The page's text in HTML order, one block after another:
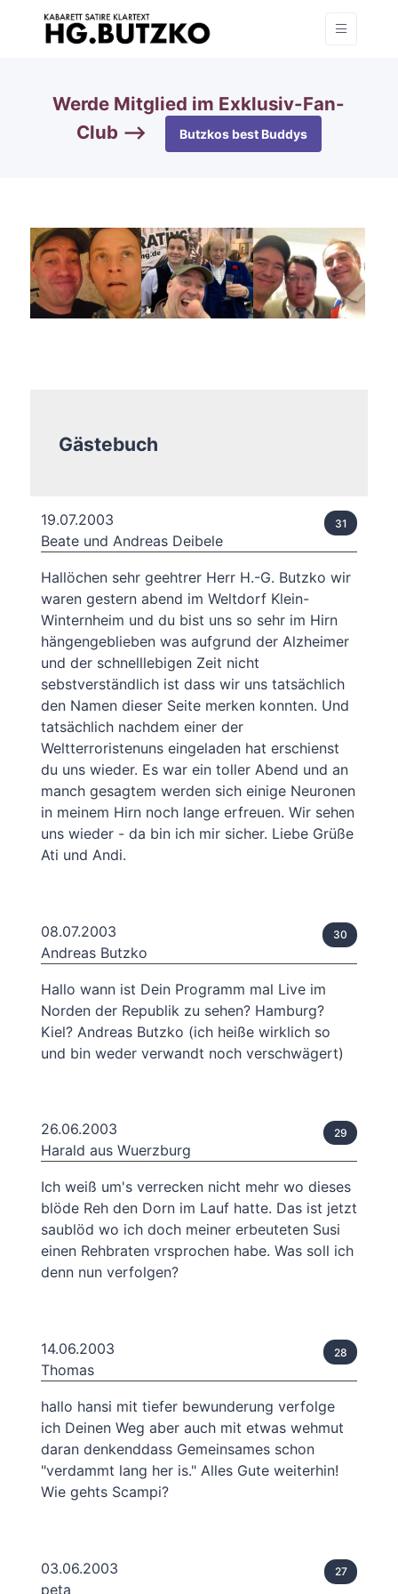
Werde Mitglied im Exklusiv-Fan-
Club —>
Butzkos best Buddys
Gästebuch
19.07.2003
Beate und Andreas Deibele
31
Hallöchen sehr geehtrer Herr H.-G. Butzko wir
waren gestern abend im Weltdorf Klein-
Winternheim und du bist uns so sehr im Hirn
hängengeblieben was aufgrund der Alzheimer
und der schnelllebigen Zeit nicht
sebstverständlich ist dass wir uns tatsächlich
den Namen dieser Seite merken konnten. Und
tatsächlich nachdem einer der
Weltterroristenuns eingeladen hat erschienst
du uns wieder. Es war ein toller Abend und an
manch gesagtem werden sich einige Neuronen
in meinem Hirn noch lange erfreuen. Wir sehen
uns wieder - da bin ich mir sicher. Liebe Grüße
Ati und Andi.
08.07.2003
Andreas Butzko
30
Hallo wann ist Dein Programm mal Live im
Norden der Republik zu sehen? Hamburg?
Kiel? Andreas Butzko (ich heiße wirklich so
und bin weder verwandt noch verschwägert)
26.06.2003
Harald aus Wuerzburg
29
Ich weiß um's verrecken nicht mehr wo dieses
blöde Reh den Dorn im Lauf hatte. Das ist jetzt
saublöd wo ich doch meiner erbeuteten Susi
einen Rehbraten vrsprochen habe. Was soll ich
denn nun verfolgen?
14.06.2003
Thomas
28
hallo hansi mit tiefer bewunderung verfolge
ich Deinen Weg aber auch mit etwas wehmut
daran denkenddass Gemeinsames schon
"verdammt lang her is." Alles Gute weiterhin!
Wie gehts Scampi?
03.06.2003
peta
27